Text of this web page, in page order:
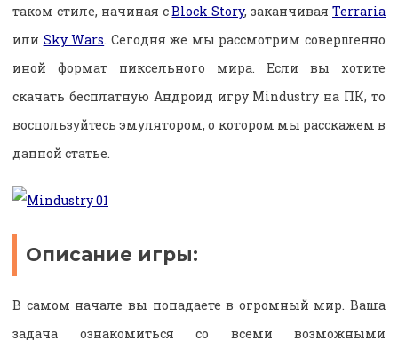
таком стиле, начиная сBlock Story, заканчиваяTerraria
или Sky Wars. Сегодня же мы рассмотрим совершенно
иной формат пиксельного мира. Если вы хотите
скачать бесплатную Андроид игру Mindustry на ПК, то
воспользуйтесь эмулятором, о котором мы расскажем в
данной статье.
Описание игры:
В самом начале вы попадаете в огромный мир. Ваша
задача ознакомиться со всеми возможными